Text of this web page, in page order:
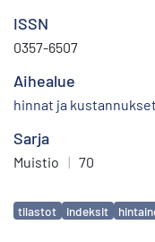
ISSN
0357-6507
Aihealue
hinnat ja kustannukset
Sarja
Muistio | 70
Avainsanat
tilastot indeksit